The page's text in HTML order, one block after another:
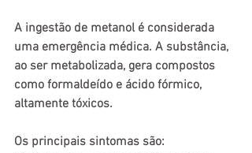
A ingestão de metanol é considerada
uma emergência médica. A substância,
ao ser metabolizada, gera compostos
como formaldeído e ácido fórmico,
altamente tóxicos.
Os principais sintomas são: